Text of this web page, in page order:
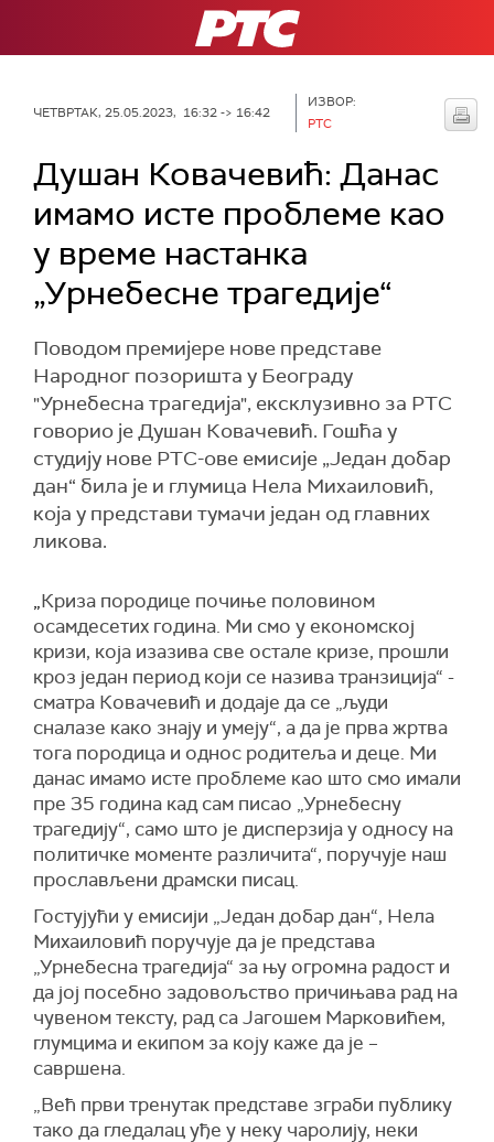
РТС
ЧЕТВРТАК, 25.05.2023, 16:32 -> 16:42
ИЗВОР:
РТС
Душан Ковачевић: Данас
имамо исте проблеме као
у време настанка
„Урнебесне трагедије“
Поводом премијере нове представе
Народног позоришта у Београду
"Урнебесна трагедија", ексклузивно за РТС
говорио је Душан Ковачевић. Гошћа у
студију нове РТС-ове емисије „Један добар
дан“ била је и глумица Нела Михаиловић,
која у представи тумачи један од главних
ликова.
„Криза породице почиње половином
осамдесетих година. Ми смо у економској
кризи, која изазива све остале кризе, прошли
кроз један период који се назива транзиција“ -
сматра Ковачевић и додаје да се „људи
сналазе како знају и умеју“, а да је прва жртва
тога породица и однос родитеља и деце. Ми
данас имамо исте проблеме као што смо имали
пре 35 година кад сам писао „Урнебесну
трагедију“, само што је дисперзија у односу на
политичке моменте различита“, поручује наш
прослављени драмски писац.
Гостујући у емисији „Један добар дан“, Нела
Михаиловић поручује да је представа
„Урнебесна трагедија“ за њу огромна радост и
да јој посебно задовољство причињава рад на
чувеном тексту, рад са Јагошем Марковићем,
глумцима и екипом за коју каже да је –
савршена.
„Већ први тренутак представе зграби публику
тако да гледалац уђе у неку чаролију, неки